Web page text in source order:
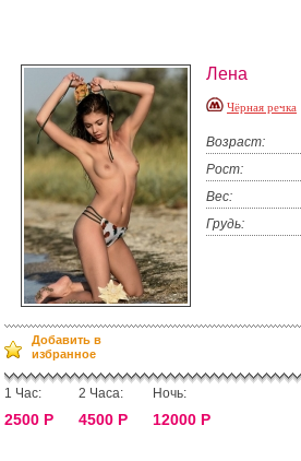
Лена
Чёрная речка
Возраст:
Рост:
Вес:
Грудь:
Добавить в
избранное
1 Час:
2500 Р
2 Часа:
4500 Р
Ночь:
12000 Р